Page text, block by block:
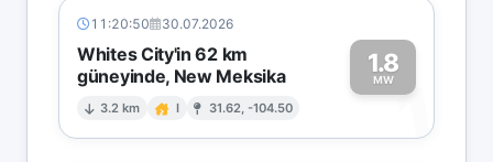
11:20:50 30.07.2026
Whites City'in 62 km
güneyinde, New Meksika
3.2 km I 31.62, -104.50
1.8
MW1